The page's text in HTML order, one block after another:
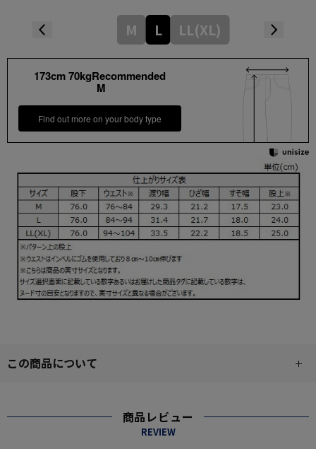
M L LL(XL)
173cm 70kgRecommended
M
Find out more on your body type
この商品について
商品レビュー
REVIEW